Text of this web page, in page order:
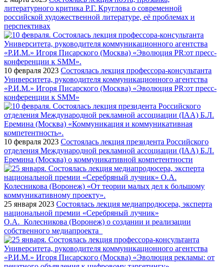
литературного критика Р.Г. Круглова о современной
российской художественной литературе, её проблемах и
перспективах
10 февраля 2023 Состоялась лекция профессора-консультанта
Университета, руководителя коммуникационного агентства
«Р.И.М.» Игоря Писарского (Москва) «Эволюция PR:от пресс-
конференции к SMM»
10 февраля 2023 Состоялась лекция президента Российского
отделения Международной рекламной ассоциации (IAA) Б.Л.
Еремина (Москва) о коммуникативной компетентности
25 января 2023 Состоялась лекция медиапродюсера, эксперта
национальной премии «Серебряный лучник»
О.А. Колесникова (Воронеж) о создании и реализации
собственного медиапроекта